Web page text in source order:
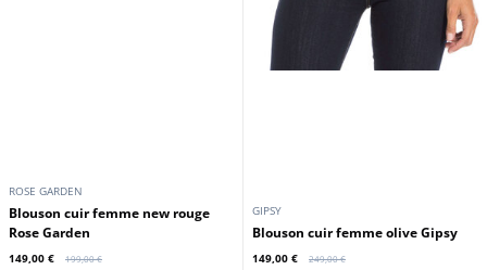
ROSE GARDEN
Blouson cuir femme new rouge
Rose Garden
149,00 € 199,00 €
GIPSY
Blouson cuir femme olive Gipsy
149,00 € 249,00 €